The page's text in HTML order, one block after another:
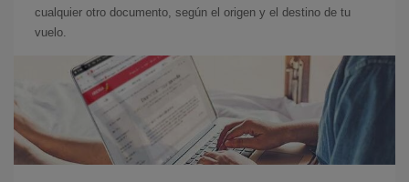
cualquier otro documento, según el origen y el destino de tu
vuelo.